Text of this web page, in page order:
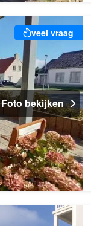
veel vraag
Foto bekijken